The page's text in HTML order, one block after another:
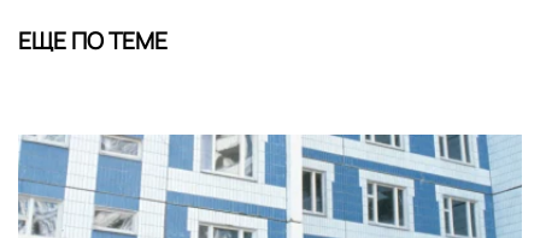
ЕЩЕ ПО ТЕМЕ